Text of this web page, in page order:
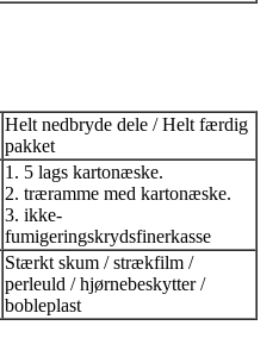
Helt nedbryde dele / Helt færdig
pakket
1. 5 lags kartonæske.
2. træramme med kartonæske.
3. ikke-
fumigeringskrydsfinerkasse
Stærkt skum / strækfilm /
perleuld / hjørnebeskytter /
bobleplast